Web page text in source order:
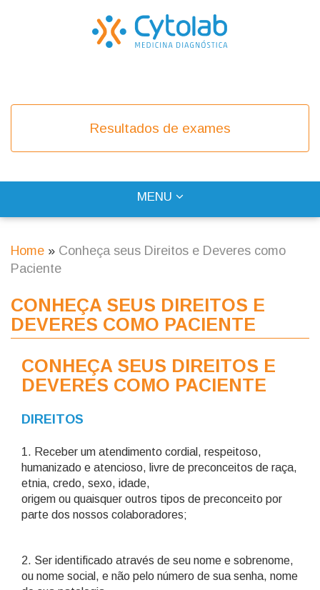
Resultados de exames
TOGGLE
MENU
Breadcrumb
Home
Conheça seus Direitos e Deveres como
Paciente
CONHEÇA SEUS DIREITOS E
DEVERES COMO PACIENTE
CONHEÇA SEUS DIREITOS E
DEVERES COMO PACIENTE
DIREITOS
1. Receber um atendimento cordial, respeitoso,
humanizado e atencioso, livre de preconceitos de raça,
etnia, credo, sexo, idade,
origem ou quaisquer outros tipos de preconceito por
parte dos nossos colaboradores;
2. Ser identificado através de seu nome e sobrenome,
ou nome social, e não pelo número de sua senha, nome